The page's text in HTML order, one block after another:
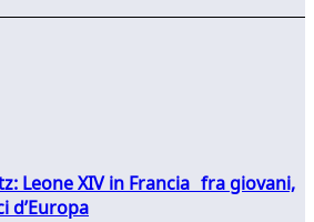
Leone XIV in Francia fra giovani,
d’Europa